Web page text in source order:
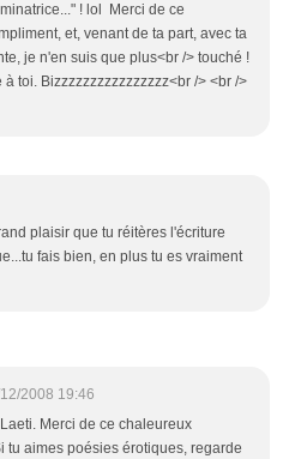
! lol Merci de ce
et, venant de ta part, avec ta
je n'en suis que plus<br /> touché !
à toi. Bizzzzzzzzzzzzzzzz<br /> <br />
plaisir que tu réitères l'écriture
fais bien, en plus tu es vraiment
2008 19:46
Merci de ce chaleureux
tu aimes poésies érotiques, regarde